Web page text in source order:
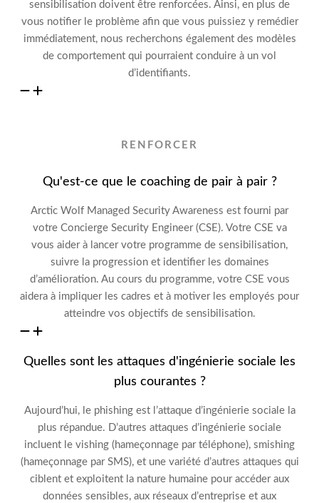
sensibilisation doivent être renforcées. Ainsi, en plus de
vous notifier le problèmeafin quevous puissiez y remédier
immédiatement, nous recherchons également des modèles
de comportement qui pourraient conduire à un vol
d’identifiants.
RENFORCER
Qu'est-ce que le coaching de pair à pair ?
Arctic Wolf Managed Security Awareness est fourni par
votre Concierge Security Engineer (CSE). VotreCSE va
vous aider à lancervotre programme de sensibilisation,
suivre la progression et identifier les domaines
d’amélioration. Au cours du programme, votre CSE vous
aidera à impliquer les cadres et à motiver les employés pour
atteindrevos objectifs de sensibilisation.
Quelles sont les attaques d'ingénierie sociale les
plus courantes ?
Aujourd’hui, le phishing est l’attaque d’ingénierie sociale la
plus répandue. D’autres attaques d’ingénierie sociale
incluent le vishing (hameçonnage par téléphone), smishing
(hameçonnage par SMS), et une variété d’autres attaques qui
ciblent et exploitent la nature humaine pour accéder aux
données sensibles, aux réseaux d’entreprise et aux